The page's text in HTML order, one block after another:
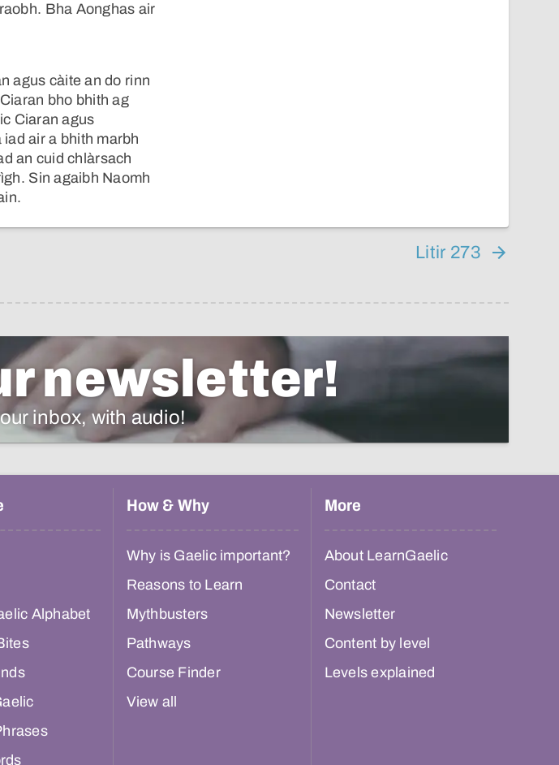
Bha Aonghas air
agus càite an do rinn
bho bhith ag
Ciaran agus
air a bhith marbh
an cuid chlàrsach
Sin agaibh Naomh
Litir 273
newsletter!
inbox, with audio!
Alphabet
How & Why
Why is Gaelic important?
Reasons to Learn
Mythbusters
Pathways
Course Finder
View all
More
About LearnGaelic
Contact
Newsletter
Content by level
Levels explained